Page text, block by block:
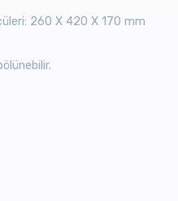
260 X 420 X 170 mm